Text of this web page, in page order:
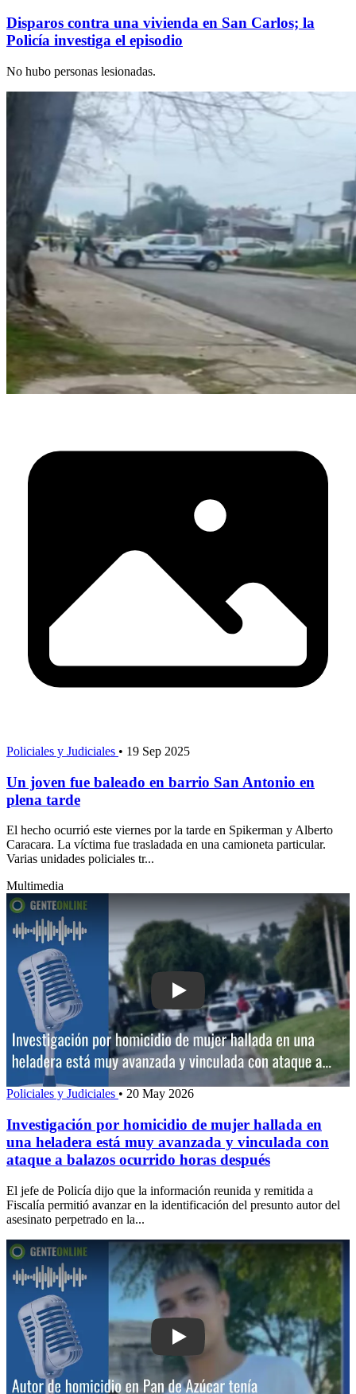
Disparos contra una vivienda en San Carlos; la
Policía investiga el episodio
No hubo personas lesionadas.
Policiales y Judiciales • 19 Sep 2025
Un joven fue baleado en barrio San Antonio en
plena tarde
El hecho ocurrió este viernes por la tarde en Spikerman y Alberto
Caracara. La víctima fue trasladada en una camioneta particular.
Varias unidades policiales tr...
Multimedia
Play: Investigación por homicidio de
Policiales y Judiciales • 20 May 2026
Investigación por homicidio de mujer hallada en
una heladera está muy avanzada y vinculada con
ataque a balazos ocurrido horas después
El jefe de Policía dijo que la información reunida y remitida a
Fiscalía permitió avanzar en la identificación del presunto autor del
asesinato perpetrado en la...
Play: Autor de homicidio en Pan de